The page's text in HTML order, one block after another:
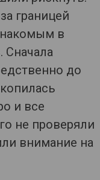
границей
в
Сначала
до
и все
не проверяли
внимание на